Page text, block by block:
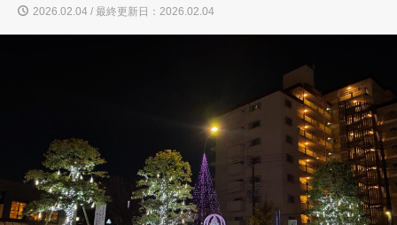
2026.02.04 / 最終更新日：2026.02.04